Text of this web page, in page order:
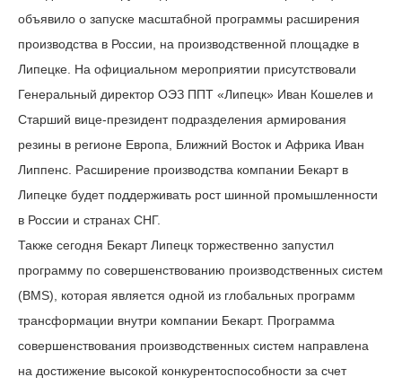
объявило о запуске масштабной программы расширения
производства в России, на производственной площадке в
Липецке. На официальном мероприятии присутствовали
Генеральный директор ОЭЗ ППТ «Липецк» Иван Кошелев и
Старший вице-президент подразделения армирования
резины в регионе Европа, Ближний Восток и Африка Иван
Липпенс. Расширение производства компании Бекарт в
Липецке будет поддерживать рост шинной промышленности
в России и странах СНГ.
Также сегодня Бекарт Липецк торжественно запустил
программу по совершенствованию производственных систем
(BMS), которая является одной из глобальных программ
трансформации внутри компании Бекарт. Программа
совершенствования производственных систем направлена
на достижение высокой конкурентоспособности за счет